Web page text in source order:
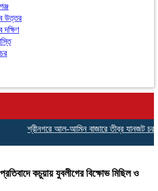
উত্তর
শ্রীনগরে আল-আমিন বাজারে তীব্র যানজট চরম
কচুয়ায় যুবলীগের বিক্ষোভ মিছিল ও